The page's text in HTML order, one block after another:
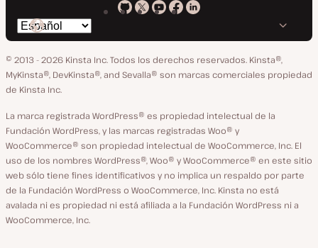
Kinsta
GitHub
Kinsta
X
Kinsta
YouTube
Kinsta
Facebook
Kinsta
LinkedIn
Cambiar
idioma
© 2013 - 2026 Kinsta Inc. Todos los derechos reservados. Kinsta®,
MyKinsta®, DevKinsta®, and Sevalla® son marcas comerciales propiedad
de Kinsta Inc.
La marca registrada WordPress® es propiedad intelectual de la
Fundación WordPress, y las marcas registradas Woo® y
WooCommerce® son propiedad intelectual de WooCommerce, Inc. El
uso de los nombres WordPress®, Woo® y WooCommerce® en este sitio
web sólo tiene fines identificativos y no implica un respaldo por parte
de la Fundación WordPress o WooCommerce, Inc. Kinsta no está
avalada ni es propiedad ni está afiliada a la Fundación WordPress ni a
WooCommerce, Inc.